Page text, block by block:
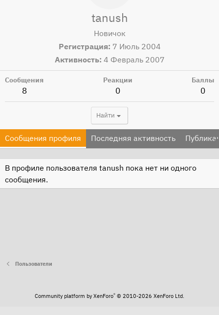
tanush
Новичок
Регистрация 7 Июль 2004
Активность 4 Февраль 2007
Сообщения
8
Реакции
0
Баллы
0
Найти
Сообщения профиля Последняя активность
В профиле пользователя tanush пока нет ни одного
сообщения.
Пользователи
Community platform by XenForo® © 2010-2026 XenForo Ltd.